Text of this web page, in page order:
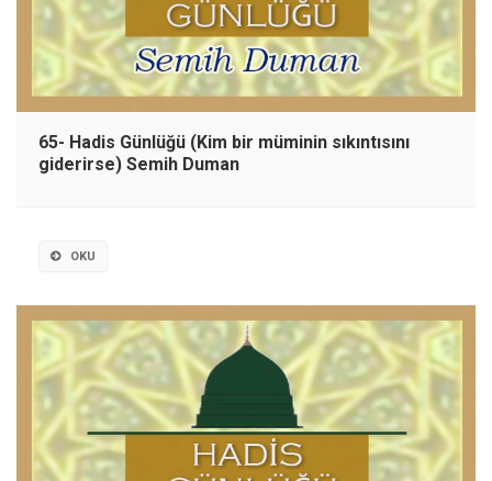
65- Hadis Günlüğü (Kim bir müminin sıkıntısını
giderirse) Semih Duman
OKU